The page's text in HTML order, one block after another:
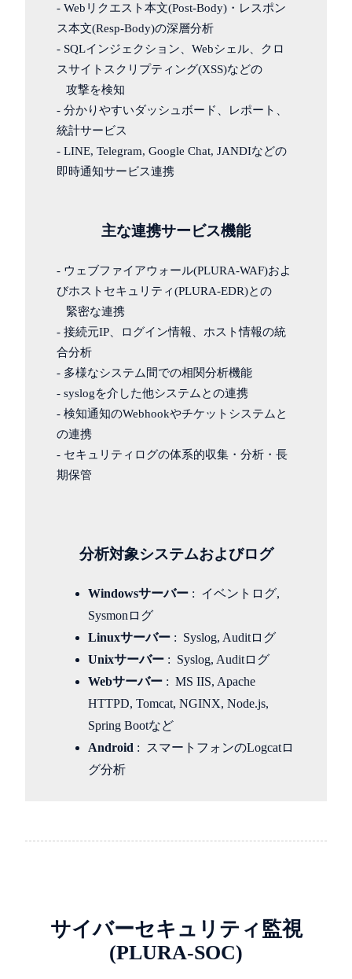
- Webリクエスト本文(Post-Body)・レスポン
ス本文(Resp-Body)の深層分析
- SQLインジェクション、Webシェル、クロ
スサイトスクリプティング(XSS)などの
攻撃を検知
- 分かりやすいダッシュボード、レポート、
統計サービス
- LINE, Telegram, Google Chat, JANDIなどの
即時通知サービス連携
主な連携サービス機能
- ウェブファイアウォール(PLURA-WAF)およ
びホストセキュリティ(PLURA-EDR)との
緊密な連携
- 接続元IP、ログイン情報、ホスト情報の統
合分析
- 多様なシステム間での相関分析機能
- syslogを介した他システムとの連携
- 検知通知のWebhookやチケットシステムと
の連携
- セキュリティログの体系的収集・分析・長
期保管
分析対象システムおよびログ
Windowsサーバー : イベントログ,
Sysmonログ
Linuxサーバー : Syslog, Auditログ
Unixサーバー : Syslog, Auditログ
Webサーバー : MS IIS, Apache
HTTPD, Tomcat, NGINX, Node.js,
Spring Bootなど
Android : スマートフォンのLogcatロ
グ分析
サイバーセキュリティ監視
(PLURA-SOC)